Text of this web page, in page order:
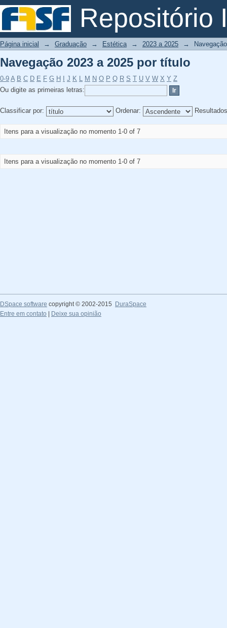
Repositório
Navegação 2023 a 2025 por título
Página inicial → Graduação → Estética → 2023 a 2025 →
Navegação 2023 a 2025 por título
0-9 A B C D E F G H J K L M N O P Q R S T U V W X Y Z
Ou digite as primeiras letras:
Classificar por: Ordenar:
Itens para a visualização no momento 1-0 of 7
Itens para a visualização no momento 1-0 of 7
DSpace software copyright © 2002-2015
DuraSpace
Entre em contato
Deixe sua opinião